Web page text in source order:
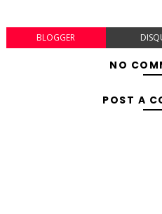
BLOGGER
NO
POST A